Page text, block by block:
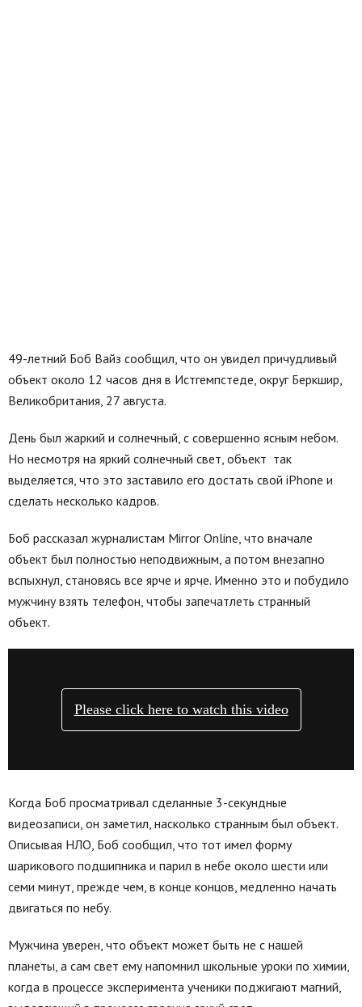
49-летний Боб Вайз сообщил, что он увидел причудливый
объект около 12 часов дня в Истгемпстеде, округ Беркшир,
Великобритания, 27 августа.
День был жаркий и солнечный, с совершенно ясным небом.
Но несмотря на яркий солнечный свет, объект так
выделяется, что это заставило его достать свой iPhone и
сделать несколько кадров.
Боб рассказал журналистам Mirror Online, что вначале
объект был полностью неподвижным, а потом внезапно
вспыхнул, становясь все ярче и ярче. Именно это и побудило
мужчину взять телефон, чтобы запечатлеть странный
объект.
Когда Боб просматривал сделанные 3-секундные
видеозаписи, он заметил, насколько странным был объект.
Описывая НЛО, Боб сообщил, что тот имел форму
шарикового подшипника и парил в небе около шести или
семи минут, прежде чем, в конце концов, медленно начать
двигаться по небу.
Мужчина уверен, что объект может быть не с нашей
планеты, а сам свет ему напомнил школьные уроки по химии,
когда в процессе эксперимента ученики поджигают магний,